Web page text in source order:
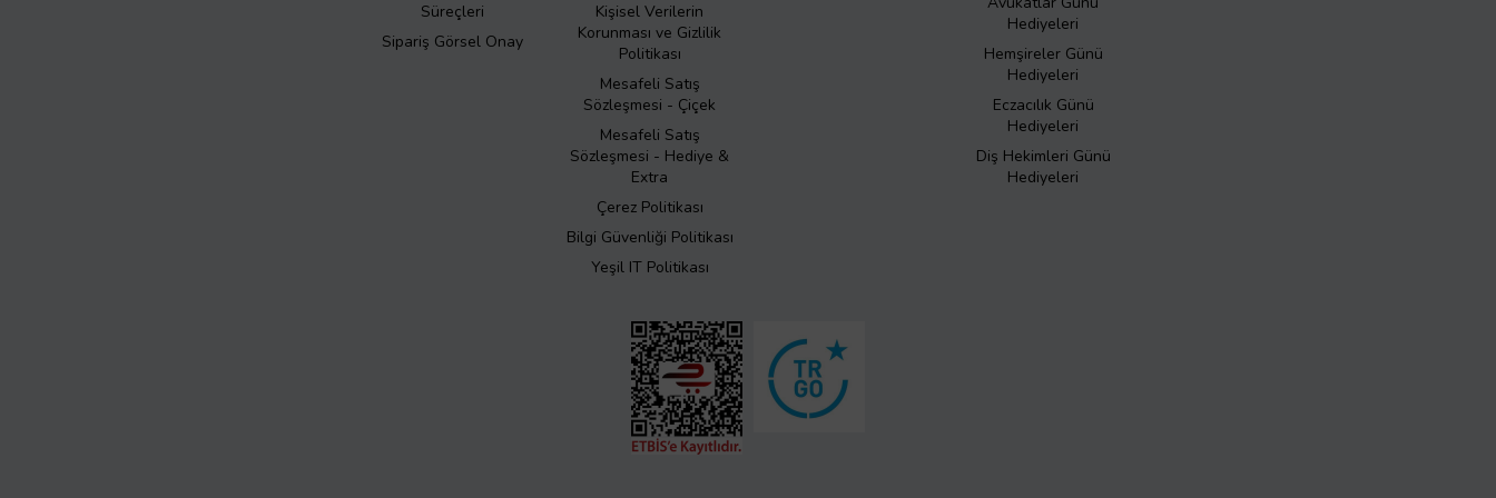
Süreçleri
Sipariş Görsel Onay
Kişisel Verilerin
Korunması ve Gizlilik
Politikası
Mesafeli Satış
Sözleşmesi - Çiçek
Mesafeli Satış
Sözleşmesi - Hediye &
Extra
Çerez Politikası
Bilgi Güvenliği Politikası
Yeşil IT Politikası
Hediyeleri
Hemşireler Günü
Hediyeleri
Eczacılık Günü
Hediyeleri
Diş Hekimleri Günü
Hediyeleri